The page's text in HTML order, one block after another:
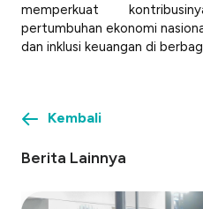
memperkuat
pertumbuhan ekonomi
dan inklusi keuangan di
Kembali
Berita Lainnya